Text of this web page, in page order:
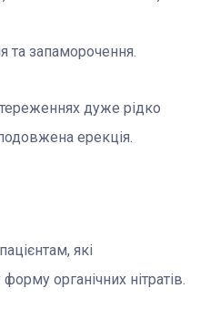
та запаморочення.
дуже рідко
ерекція.
які
органічних нітратів.